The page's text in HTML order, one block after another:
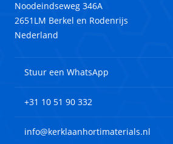
Noodeindseweg 346A
2651LM Berkel en Rodenrijs
Nederland
Stuur een WhatsApp
+31 10 51 90 332
info@kerklaanhortimaterials.nl